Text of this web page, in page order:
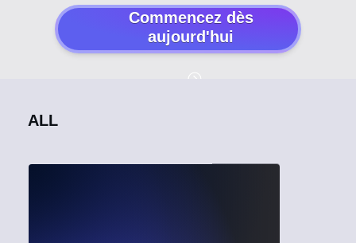
Commencez dès
aujourd'hui
ALL